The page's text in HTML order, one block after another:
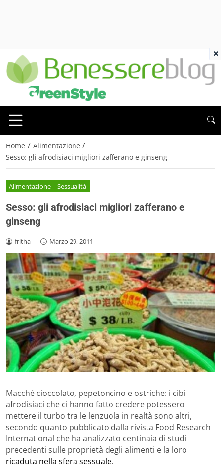
Home / Alimentazione /
Sesso: gli afrodisiaci migliori zafferano e ginseng
Alimentazione Sessualità
Sesso: gli afrodisiaci migliori zafferano e
ginseng
fritha - Marzo 29, 2011
Macché cioccolato, pepetoncino e ostriche: i cibi
afrodisiaci che ci hanno fatto credere potessero
mettere il turbo tra le lenzuola in realtà sono altri,
secondo quanto pubblicato dalla rivista Food Research
International che ha analizzato centinaia di studi
precedenti sulle proprietà degli alimenti e la loro
ricaduta nella sfera sessuale.
×